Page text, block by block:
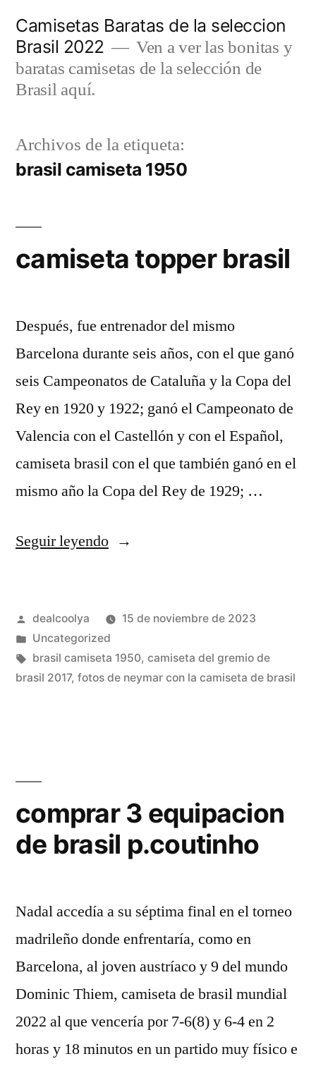
contenido
Camisetas Baratas de la seleccion
Brasil 2022
Ven a ver las bonitas y
baratas camisetas de la selección de
Brasil aquí.
Archivos de la etiqueta:
brasil camiseta 1950
camiseta topper brasil
Después, fue entrenador del mismo
Barcelona durante seis años, con el que ganó
seis Campeonatos de Cataluña y la Copa del
Rey en 1920 y 1922; ganó el Campeonato de
Valencia con el Castellón y con el Español,
camiseta brasil con el que también ganó en el
mismo año la Copa del Rey de 1929; …
Seguir leyendo«camiseta
Publicado
por
dealcoolya
15 de noviembre de 2023
Publicado
en
Uncategorized
Etiquetas:
brasil camiseta 1950, camiseta del gremio de
brasil 2017, fotos de neymar con la camiseta de brasil
comprar 3 equipacion
de brasil p.coutinho
Nadal accedía a su séptima final en el torneo
madrileño donde enfrentaría, como en
Barcelona, al joven austríaco y 9 del mundo
Dominic Thiem, camiseta de brasil mundial
2022 al que vencería por 7-6(8) y 6-4 en 2
horas y 18 minutos en un partido muy físico e